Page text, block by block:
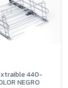
440-
NEGRO